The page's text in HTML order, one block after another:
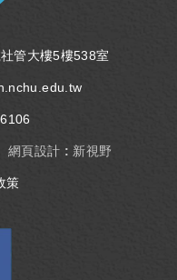
管大樓5樓538室
網頁設計 : 新視野
策